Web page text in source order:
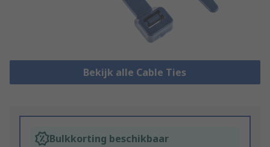
Bekijk alle Cable Ties
Bulkkorting beschikbaar